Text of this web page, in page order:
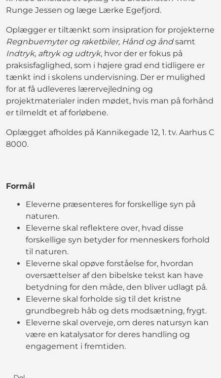
Runge Jessen og læge Lærke Egefjord.
Oplægger er tiltænkt som insipration for projekterne
Regnbuemyter og raketbiler, Hånd og åndsamt
Indtryk, aftryk og udtryk, hvor der er fokus på
praksisfaglighed, som i højere grad end tidligere er
tænkt ind i skolens undervisning. Der er mulighed
for at få udleveres lærervejledning og
projektmaterialer inden mødet, hvis man på forhånd
er tilmeldt et af forløbene.
Oplægget afholdes på Kannikegade 12, 1. tv. Aarhus C
8000.
Formål
Eleverne præsenteres for forskellige syn på
naturen.
Eleverne skal reflektere over, hvad disse
forskellige syn betyder for menneskers forhold
til naturen.
Eleverne skal opøve forståelse for, hvordan
oversættelser af den bibelske tekst kan have
betydning for den måde, den bliver udlagt på.
Eleverne skal forholde sig til det kristne
grundbegreb håb og dets modsætning, frygt.
Eleverne skal overveje, om deres natursyn kan
være en katalysator for deres handling og
engagement i fremtiden.